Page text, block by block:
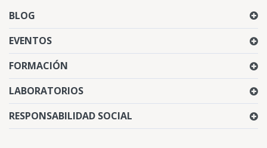
BLOG
EVENTOS
FORMACIÓN
LABORATORIOS
RESPONSABILIDAD SOCIAL